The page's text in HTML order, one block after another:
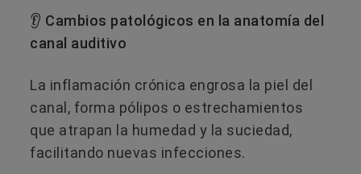
👂 Cambios patológicos en la anatomía del
canal auditivo
La inflamación crónica engrosa la piel del
canal, forma pólipos o estrechamientos
que atrapan la humedad y la suciedad,
facilitando nuevas infecciones.